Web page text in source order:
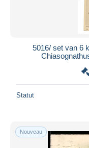
Toutes les durées
depuis
Prix
Uniquement en
Livraison gratuite
5016/ set van 6
Statut
Nouveau